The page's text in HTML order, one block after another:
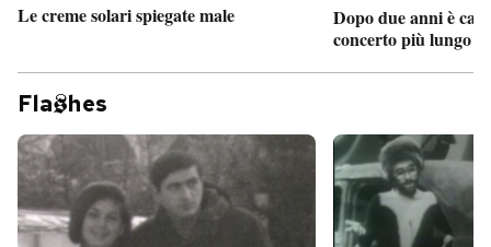
Le creme solari spiegate male
Dopo due anni è
concerto più lungo
Fla hes